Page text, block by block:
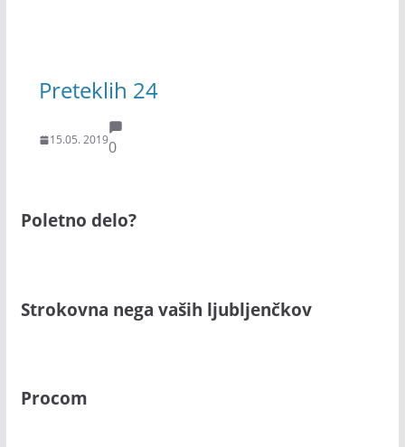
Preteklih 24
15.05. 20190
Poletno delo?
Strokovna nega vaših ljubljenčkov
Procom